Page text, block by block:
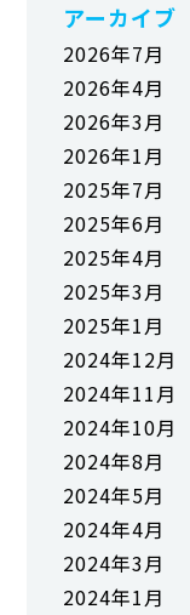
アーカイブ
2026年7月
2026年4月
2026年3月
2026年1月
2025年7月
2025年6月
2025年4月
2025年3月
2025年1月
2024年12月
2024年11月
2024年10月
2024年8月
2024年5月
2024年4月
2024年3月
2024年1月